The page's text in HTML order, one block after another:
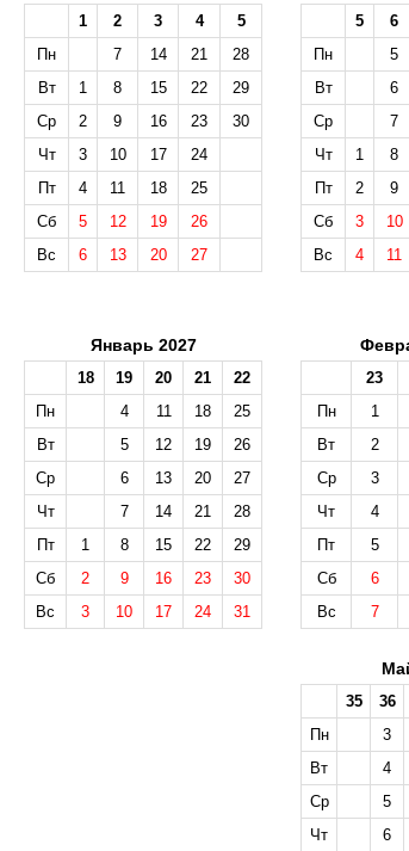
1 2 3 4
5
Пн
7 14 21
28
Вт
1 8 15 22
29
Ср
2 9 16 23
30
Чт
3 10 17
24
Пт
4 11 18
25
Сб
5 12 19
26
Вс
6 13 20 27
5 6
Пн
5
Вт
6
Ср
7
Чт
1 8
Пт
2 9
Сб
3 10
Вс
4 11
Январь 2027
18 19 20 21
22
Пн
4 11 18
25
Вт
5 12 19
26
Ср
6 13 20
27
Чт
7 14 21
28
Пт
1 8 15 22
29
Сб
2 9 16 23
30
Вс
3 10 17 24 31
23
Пн
1
Вт
2
Ср
3
Чт
4
Пт
5
Сб
6
Вс
7
35 36
Пн
3
Вт
4
Ср
5
Чт
6